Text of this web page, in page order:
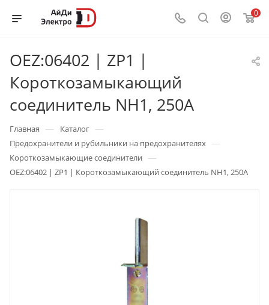
0
OEZ:06402 | ZP1 |
Короткозамыкающий
соединитель NH1, 250A
Главная — Каталог —
Предохранители и рубильники на предохранителях —
Короткозамыкающие соединители —
OEZ:06402 | ZP1 | Короткозамыкающий соединитель NH1, 250A